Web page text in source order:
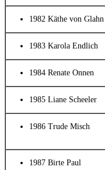
1982 Käthe von Glahn
1983 Karola Endlich
1984 Renate Onnen
1985 Liane Scheeler
1986 Trude Misch
1987 Birte Paul